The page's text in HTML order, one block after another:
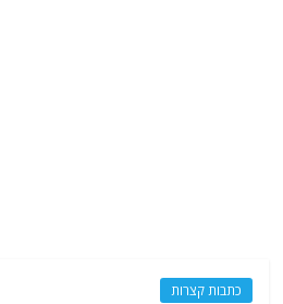
כתבות קצרות